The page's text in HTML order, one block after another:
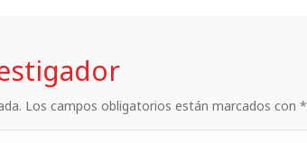
Los campos obligatorios están marcados con *